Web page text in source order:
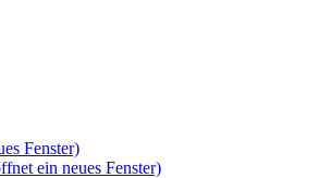
Fenster)
ein neues Fenster)